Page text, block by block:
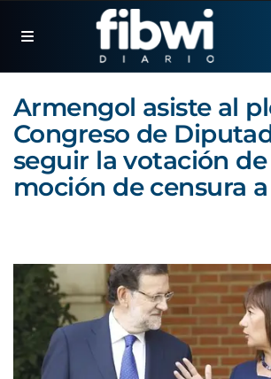
Armengol asiste al
Congreso de
seguir la votación de
moción de censura